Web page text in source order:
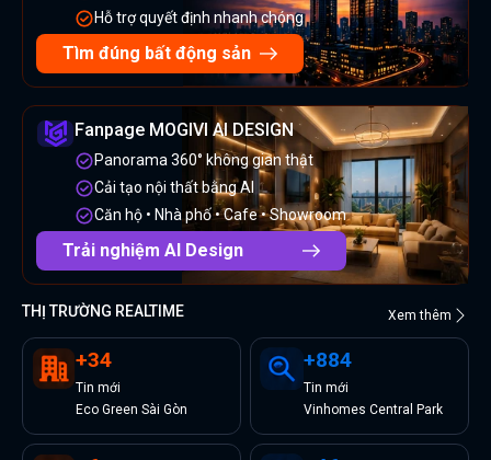
Hỗ trợ quyết định nhanh chóng
Tìm đúng bất động sản
Fanpage MOGIVI AI DESIGN
Panorama 360° không gian thật
Cải tạo nội thất bằng AI
Căn hộ • Nhà phố • Cafe • Showroom
Trải nghiệm AI Design
THỊ TRƯỜNG REALTIME Xem thêm
+34
Tin mới
Eco Green Sài Gòn
+884
Tin mới
Vinhomes Central Park